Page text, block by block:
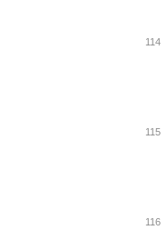
114
115
116